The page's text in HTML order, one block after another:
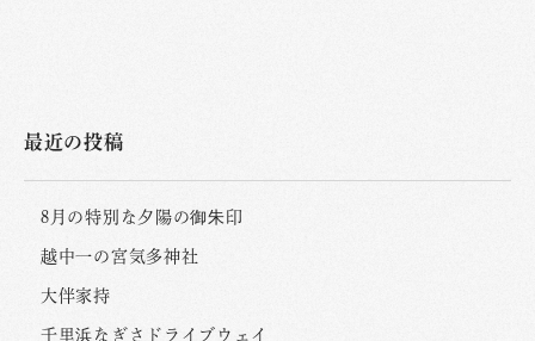
最近の投稿
8月の特別な夕陽の御朱印
越中一の宮気多神社
大伴家持
千里浜なぎさドライブウェイ